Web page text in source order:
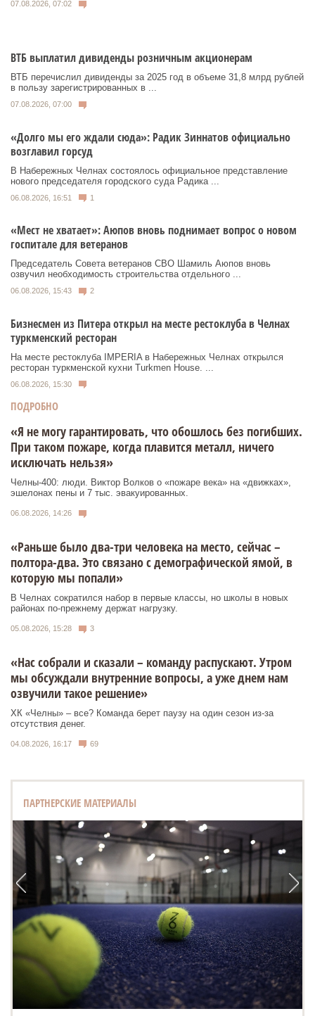
07.08.2026, 07:02
ВТБ выплатил дивиденды розничным акционерам
ВТБ перечислил дивиденды за 2025 год в объеме 31,8 млрд рублей
в пользу зарегистрированных в ...
07.08.2026, 07:00
«Долго мы его ждали сюда»: Радик Зиннатов официально
возглавил горсуд
В Набережных Челнах состоялось официальное представление
нового председателя городского суда Радика ...
06.08.2026, 16:51 1
«Мест не хватает»: Аюпов вновь поднимает вопрос о новом
госпитале для ветеранов
Председатель Совета ветеранов СВО Шамиль Аюпов вновь
озвучил необходимость строительства отдельного ...
06.08.2026, 15:43 2
Бизнесмен из Питера открыл на месте рестоклуба в Челнах
туркменский ресторан
На месте рестоклуба IMPERIA в Набережных Челнах открылся
ресторан туркменской кухни Turkmen House. ...
06.08.2026, 15:30
ПОДРОБНО
«Я не могу гарантировать, что обошлось без погибших.
При таком пожаре, когда плавится металл, ничего
исключать нельзя»
Челны-400: люди. Виктор Волков о «пожаре века» на «движках»,
эшелонах пены и 7 тыс. эвакуированных.
06.08.2026, 14:26
«Раньше было два-три человека на место, сейчас –
полтора-два. Это связано с демографической ямой, в
которую мы попали»
В Челнах сократился набор в первые классы, но школы в новых
районах по-прежнему держат нагрузку.
05.08.2026, 15:28 3
«Нас собрали и сказали – команду распускают. Утром
мы обсуждали внутренние вопросы, а уже днем нам
озвучили такое решение»
ХК «Челны» – все? Команда берет паузу на один сезон из-за
отсутствия денег.
04.08.2026, 16:17 69
ПАРТНЕРСКИЕ МАТЕРИАЛЫ